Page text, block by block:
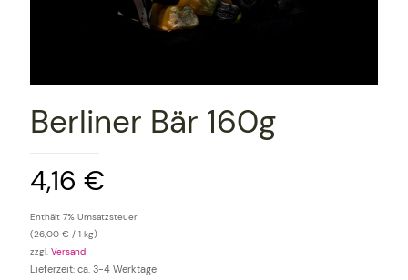
Berliner Bär 160g
4,16 €
Enthält 7% Umsatzsteuer
(26,00 € / 1 kg)
zzgl. Versand
Lieferzeit: ca. 3-4 Werktage